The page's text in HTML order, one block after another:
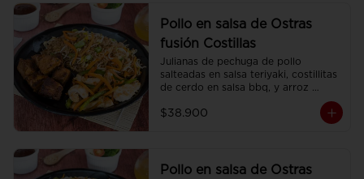
Pollo en salsa de Ostras
fusión Costillas
Julianas de pechuga de pollo
salteadas en salsa teriyaki, costillitas
de cerdo en salsa bbq, y arroz
$38.900
Pollo en salsa de Ostras